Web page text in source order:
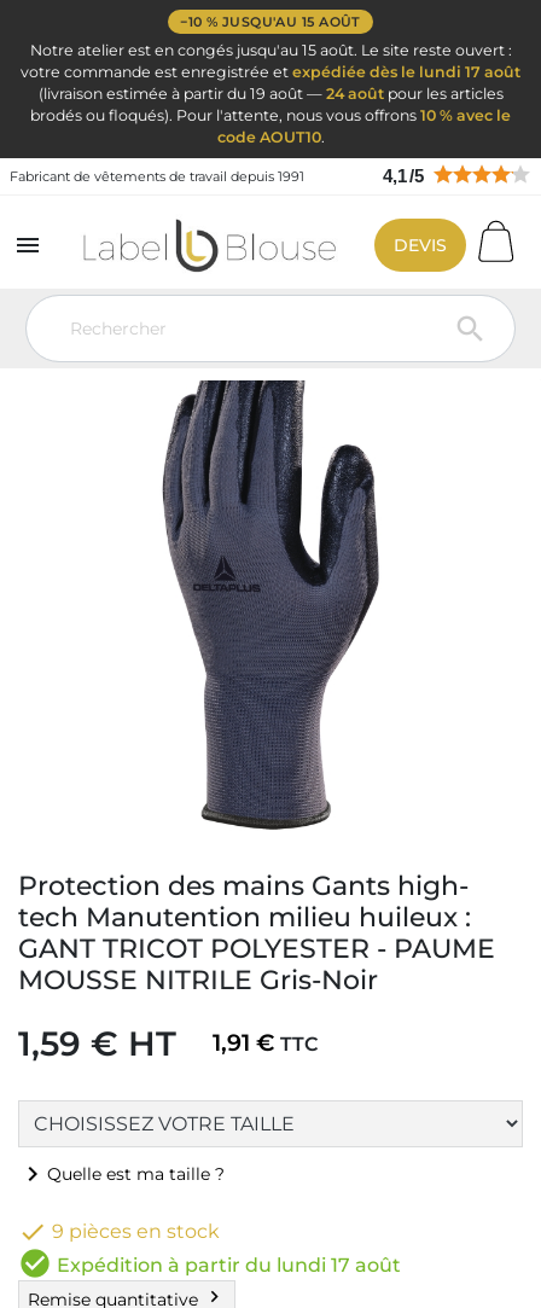
−10 % JUSQU'AU 15 AOÛT
Notre atelier est en congés jusqu'au 15 août. Le site reste ouvert :
votre commande est enregistrée et expédiée dès le lundi 17 août
(livraison estimée à partir du 19 août — 24 aoûtpour les articles
brodés ou floqués). Pour l'attente, nous vous offrons 10 % avec le
code AOUT10.
Fabricant de vêtements de travail depuis 1991 4,1/5


DEVIS
Vêtement de travail EPI : Equipement Protection Individuel
Gants
Protection des mains Gants high-
tech Manutention milieu huileux :
GANT TRICOT POLYESTER - PAUME
MOUSSE NITRILE Gris-Noir
1,59 € HT 1,91 € TTC
chevron_right Quelle est ma taille ?
 9 pièces en stock
check_circle Expédition à partir du lundi 17 août
Remise quantitative chevron_right